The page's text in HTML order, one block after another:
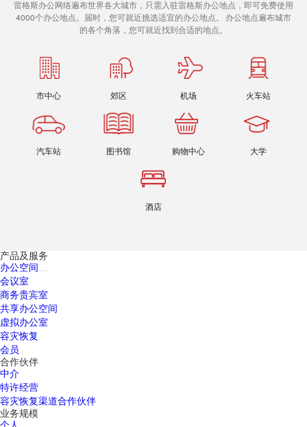
雷格斯办公网络遍布世界各大城市，只需入驻雷格斯办公地点，即可免费使用
4000个办公地点。届时，您可就近挑选适宜的办公地点。 办公地点遍布城市
的各个角落，您可就近找到合适的地点。
市中心 郊区 机场 火车站
汽车站 图书馆 购物中心 大学
酒店
产品及服务
办公空间
会议室
商务贵宾室
共享办公空间
虚拟办公室
容灾恢复
会员
合作伙伴
中介
特许经营
容灾恢复渠道合作伙伴
业务规模